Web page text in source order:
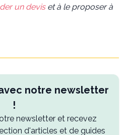
un deviset à le proposer à
notre newsletter
!
newsletter et recevez
d'articles et de guides